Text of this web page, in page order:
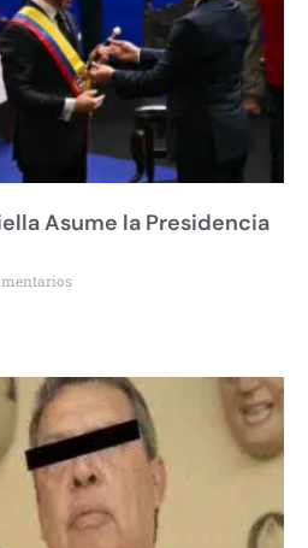
Asume la Presidencia